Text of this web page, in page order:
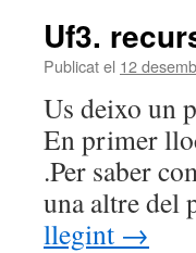
contingut
Uf3.
Publicat el 12
Us deixo un
En primer
.Per saber
una altre del
llegint →